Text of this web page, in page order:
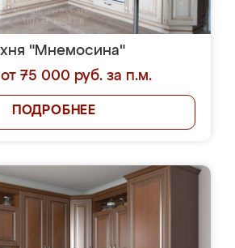
"Мнемосина"
75 000 руб. за п.м.
ПОДРОБНЕЕ